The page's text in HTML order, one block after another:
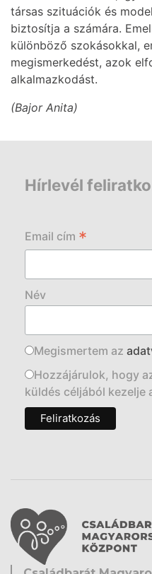
társas szituációk és
biztosítja a számára.
különböző szokásokkal,
megismerkedést, azok
alkalmazkodást.
(Bajor Anita)
Hírlevél
Email cím *
Név
Megismertem az
Hozzájárulok, hogy
küldés céljából kezelje